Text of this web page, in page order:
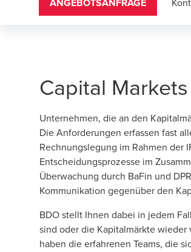
Capital Markets
Unternehmen, die an den
Die Anforderungen erfassen fast
Rechnungslegung im Rahmen der
Entscheidungsprozesse im
Überwachung durch BaFin und DPR
Kommunikation gegenüber den
BDO stellt Ihnen dabei in jedem
sind oder die Kapitalmärkte
haben die erfahrenen Teams, die